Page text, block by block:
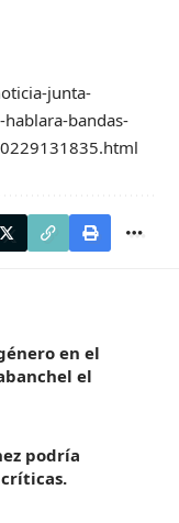
junta-
bandas-
en el
el
podría